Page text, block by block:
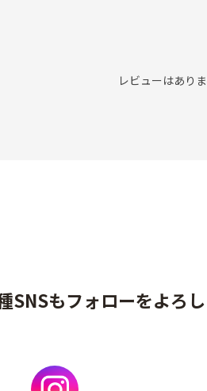
レビューはありま
SNSもフォローをよろ